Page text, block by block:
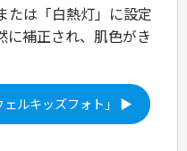
たは「白熱灯」に設定
に補正され、肌色がき
ェルキッズフォト」 ▶